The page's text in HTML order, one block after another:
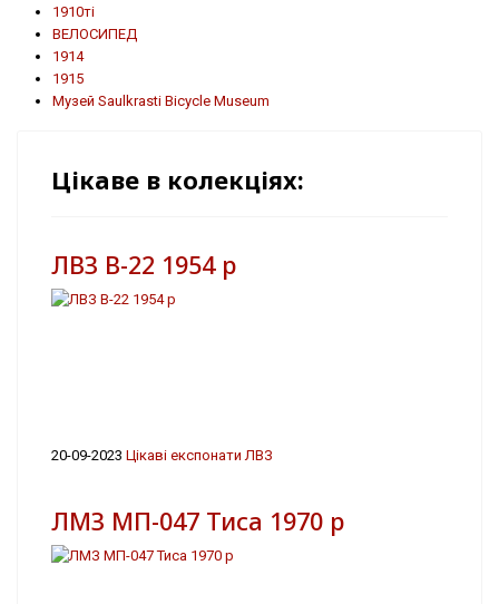
1910ті
ВЕЛОСИПЕД
1914
1915
Музей Saulkrasti Bicycle Museum
Цікаве в колекціях:
ЛВЗ В-22 1954 р
20-09-2023 Цікаві експонати ЛВЗ
ЛМЗ МП-047 Тиса 1970 р